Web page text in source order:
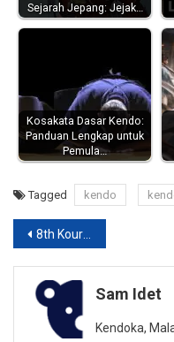
Sejarah Jepang: Jejak…
Kosakata Dasar Kendo:
Panduan Lengkap untuk
Pemula…
Tagged kendo
Post
navigation
8th Kouryuuki 2016
Sam Idet
Kendoka,